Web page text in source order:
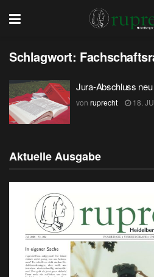
Schlagwort:
Jura-Abschluss
von ruprecht 18.
Aktuelle Ausgabe